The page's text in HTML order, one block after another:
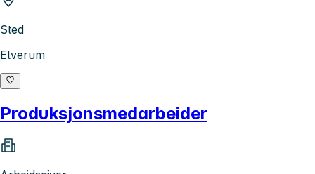
Sted
Elverum
Produksjonsmedarbeider